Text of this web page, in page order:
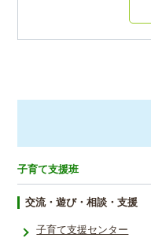
子育て支援班
交流・遊び・相談・支援
子育て支援センター